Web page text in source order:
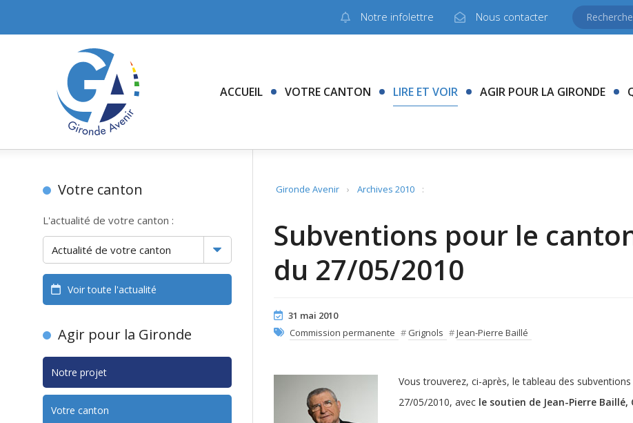
Notre infolettre Nous contacter
ACCUEIL VOTRE CANTON LIRE ET VOIR AGIR POUR LA GIRONDE
Gironde Avenir › Archives 2010 :
Subventions pour le
du 27/05/2010
31 mai 2010
Commission permanente # Grignols #Jean-Pierre Baillé
Vous trouverez, ci-après, le tableau des
27/05/2010, avec le soutien de Jean-Pierre
Votre canton
L'actualité de votre canton :
Voir toute l'actualité
Agir pour la Gironde
Notre projet
Votre canton